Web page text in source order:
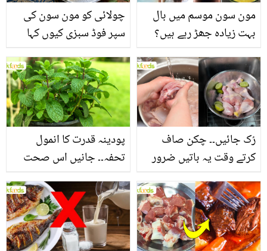
چولائی کو مون سون کی
سپر فوڈ سبزی کیوں کہا
منرلز اور اینٹی آکسیڈنٹس
سے بھرپور اس سبزی کے
فائدے
مون سون موسم میں بال
بہت زیادہ جھڑ رہے ہیں؟
بنانے کے چند قدرتی طریقے
پودینہ قدرت کا انمول
تحفہ۔۔ جانیں اس صحت
انگیز طبی فوائد
رُک جائیں۔۔ چکن صاف
کرتے وقت یہ باتیں ضرور